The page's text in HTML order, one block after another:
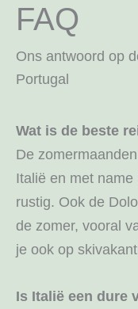
FAQ
Ons antwoord op
Portugal
Wat is de beste
De
Italië en met
rustig. Ook de
de zomer, vooral
je ook op
Is Italië een dure